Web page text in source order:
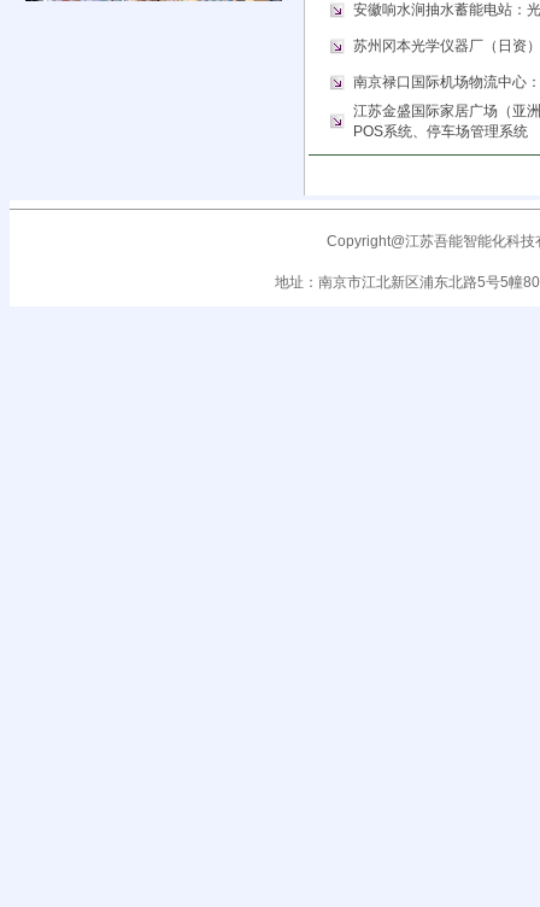
安徽响水涧抽水蓄能电站：
苏州冈本光学仪器厂（日资
南京禄口国际机场物流中心
江苏金盛国际家居广场（亚
POS系统、停车场管理系统
Copyright@江苏吾能智能化科
地址：南京市江北新区浦东北路5号5幢